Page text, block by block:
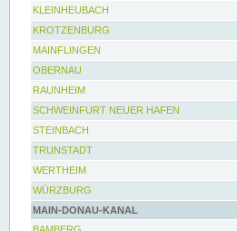
KLEINHEUBACH
KROTZENBURG
MAINFLINGEN
OBERNAU
RAUNHEIM
SCHWEINFURT NEUER HAFEN
STEINBACH
TRUNSTADT
WERTHEIM
WÜRZBURG
MAIN-DONAU-KANAL